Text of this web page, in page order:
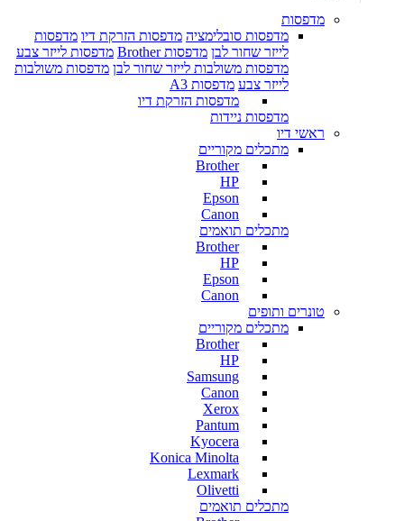
מדפסות
מדפסות סובלימציה מדפסות הזרקת דיו מדפסות
לייזר שחור לבן מדפסות Brother
מדפסות לייזר צבע
מדפסות משולבות לייזר שחור לבן מדפסות משולבות
לייזר צבע מדפסות A3
מדפסות הזרקת דיו
מדפסות ניידות
ראשי דיו
מתכלים מקוריים
Brother
HP
Epson
Canon
מתכלים תואמים
Brother
HP
Epson
Canon
טונרים ותופים
מתכלים מקוריים
Brother
HP
Samsung
Canon
Xerox
Pantum
Kyocera
Konica Minolta
Lexmark
Olivetti
מתכלים תואמים